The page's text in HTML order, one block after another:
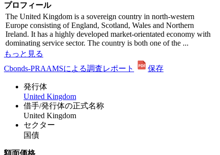
プロフィール
The United Kingdom is a sovereign country in north-western
Europe consisting of England, Scotland, Wales and Northern
Ireland. It has a highly developed market-orientated economy with
dominating service sector. The country is both one of the ...
もっと見る
Cbonds-PRAAMSによる調査レポート
保存
発行体
United Kingdom
借手/発行体の正式名称
United Kingdom
セクター
国債
額面価格